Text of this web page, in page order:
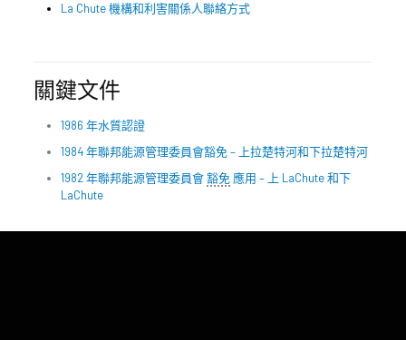
La Chute 機構和利害關係人聯絡方式
關鍵文件
1986 年水質認證
1984 年聯邦能源管理委員會豁免 – 上拉楚特河和下拉楚特河
1982 年聯邦能源管理委員會豁免 應用 – 上 LaChute 和下
LaChute